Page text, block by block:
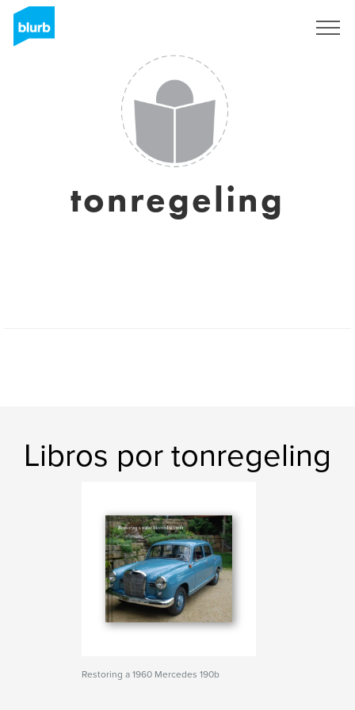
tonregeling
Libros por tonregeling
Restoring a 1960 Mercedes 190b